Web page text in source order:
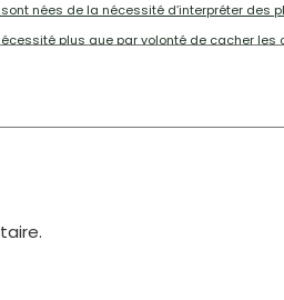
nées de la nécessité d’interpréter des
plus que par volonté de cacher les